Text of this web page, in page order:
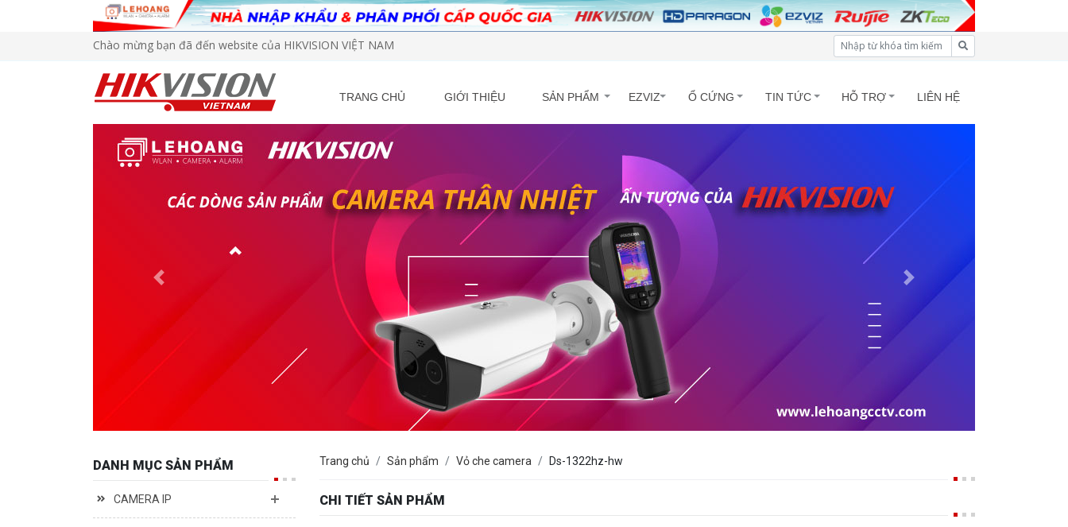
Chào mừng bạn đã đến website của HIKVISION VIỆT NAM
TRANG CHỦ GIỚI THIỆU SẢN PHẨM EZVIZ Ổ CỨNG TIN TỨC HỖ TRỢ LIÊN HỆ
Trang chủ Sản phẩm Vỏ che camera Ds-1322hz-hw
CHI TIẾT SẢN PHẨM
DANH MỤC SẢN PHẨM
CAMERA IP